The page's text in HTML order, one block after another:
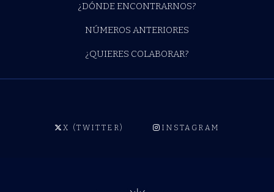
¿DÓNDE ENCONTRARNOS?
NÚMEROS ANTERIORES
¿QUIERES COLABORAR?
X (TWITTER) INSTAGRAM